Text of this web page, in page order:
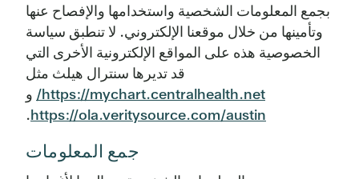
بجمع المعلومات الشخصية واستخدامها والإفصاح عنها
وتأمينها من خلال موقعنا الإلكتروني. لا تنطبق سياسة
الخصوصية هذه على المواقع الإلكترونية الأخرى التي
قد تديرها سنترال هيلث مثل
https://mychart.centralhealth.net/ و
https://ola.veritysource.com/austin
.
جمع المعلومات